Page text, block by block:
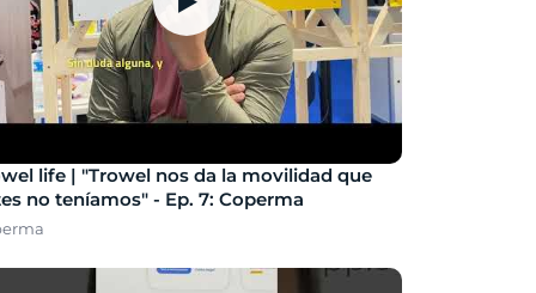
life | "Trowel nos da la movilidad que
no teníamos" - Ep. 7: Coperma